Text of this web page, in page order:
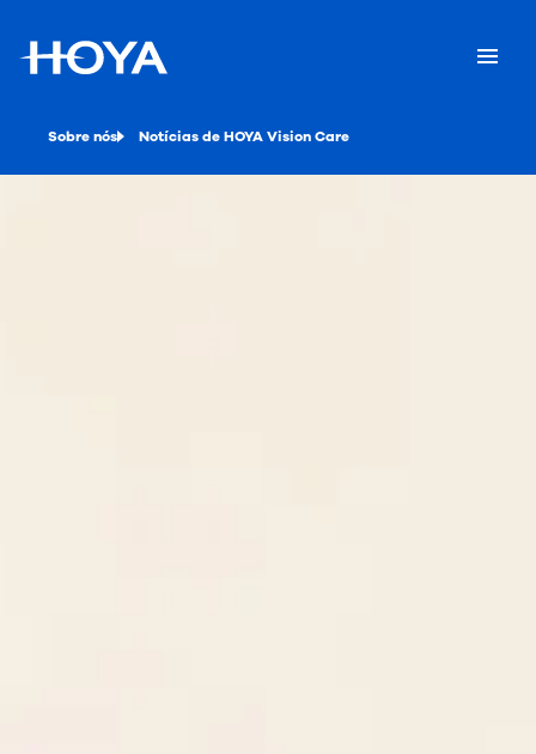
Sobre nós Notícias de HOYA Vision Care